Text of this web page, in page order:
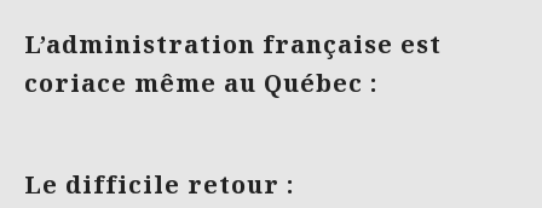
L’administration française est
coriace même au Québec :
Le difficile retour :